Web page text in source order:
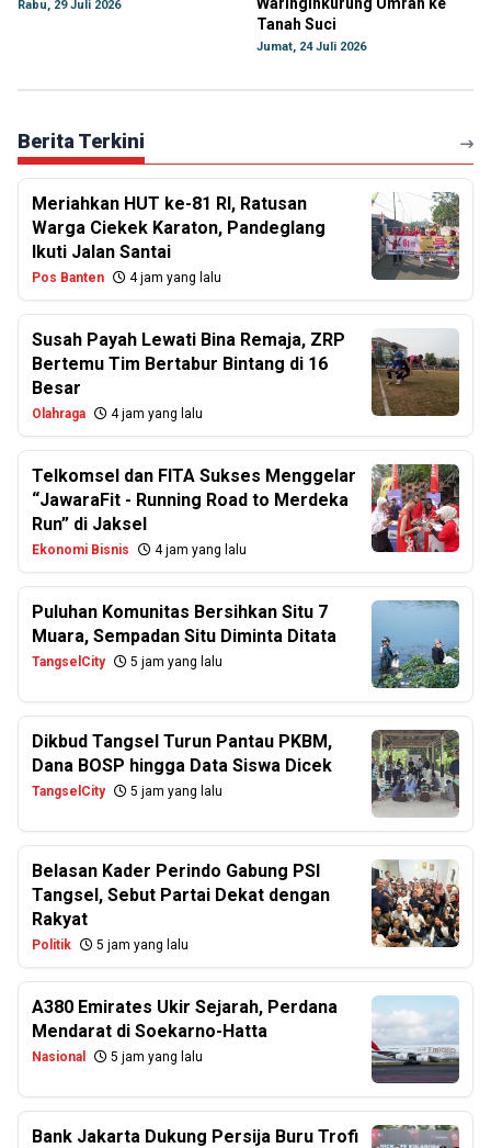
Rabu, 29 Juli 2026
Tanah Suci
Jumat, 24 Juli 2026
Berita Terkini
Meriahkan HUT ke-81 RI, Ratusan
Warga Ciekek Karaton, Pandeglang
Ikuti Jalan Santai
Pos Banten 4 jam yang lalu
Susah Payah Lewati Bina Remaja, ZRP
Bertemu Tim Bertabur Bintang di 16
Besar
Olahraga 4 jam yang lalu
Telkomsel dan FITA Sukses Menggelar
“JawaraFit - Running Road to Merdeka
Run” di Jaksel
Ekonomi Bisnis 4 jam yang lalu
Puluhan Komunitas Bersihkan Situ 7
Muara, Sempadan Situ Diminta Ditata
TangselCity 5 jam yang lalu
Dikbud Tangsel Turun Pantau PKBM,
Dana BOSP hingga Data Siswa Dicek
TangselCity 5 jam yang lalu
Belasan Kader Perindo Gabung PSI
Tangsel, Sebut Partai Dekat dengan
Rakyat
Politik 5 jam yang lalu
A380 Emirates Ukir Sejarah, Perdana
Mendarat di Soekarno-Hatta
Nasional 5 jam yang lalu
Bank Jakarta Dukung Persija Buru Trofi